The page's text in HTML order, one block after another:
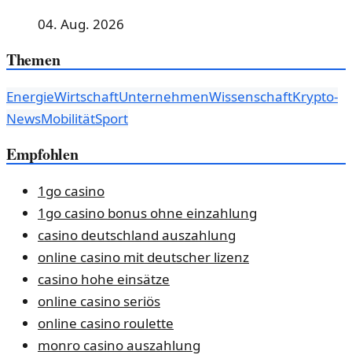
04. Aug. 2026
Themen
EnergieWirtschaftUnternehmenWissenschaftKrypto-
NewsMobilitätSport
Empfohlen
1go casino
1go casino bonus ohne einzahlung
casino deutschland auszahlung
online casino mit deutscher lizenz
casino hohe einsätze
online casino seriös
online casino roulette
monro casino auszahlung